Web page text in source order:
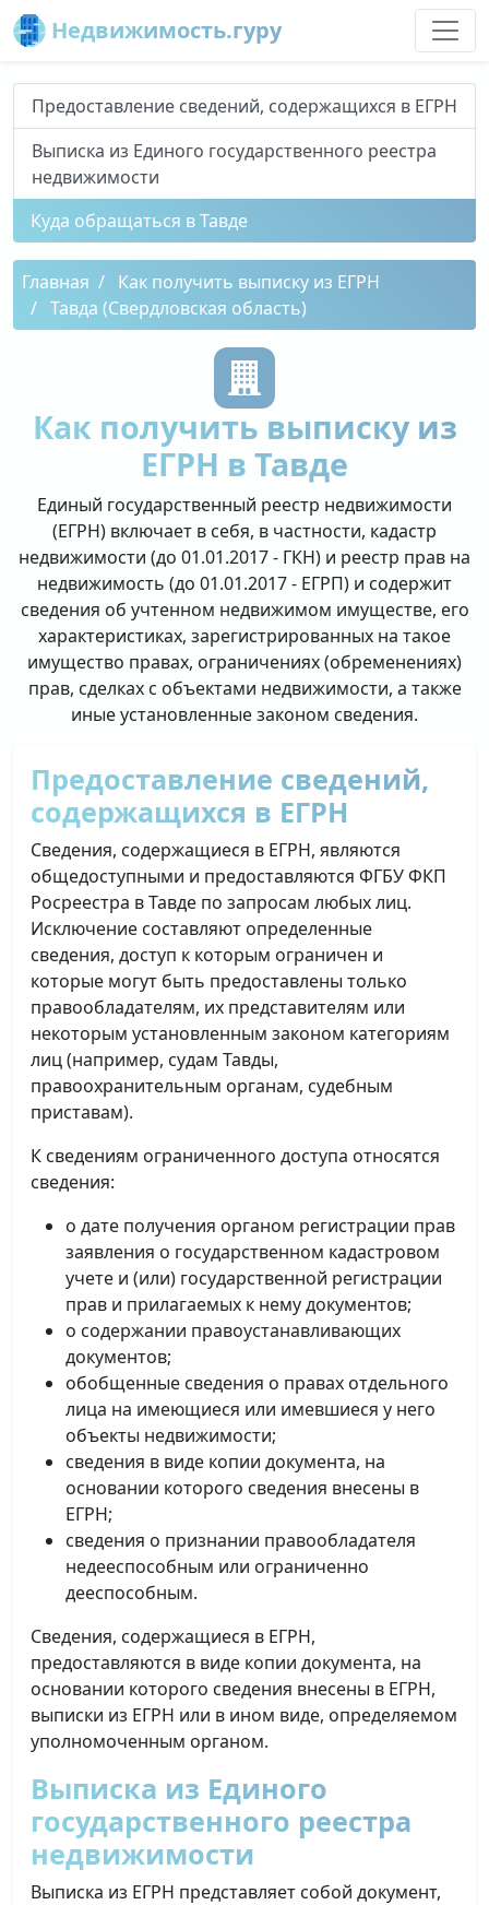
Недвижимость.гуру
Предоставление сведений, содержащихся в ЕГРН
Выписка из Единого государственного реестра
недвижимости
Куда обращаться в Тавде
Главная
Как получить выписку из ЕГРН
Тавда (Свердловская область)
Как получить выписку из
ЕГРН в Тавде
Единый государственный реестр недвижимости
(ЕГРН) включает в себя, в частности, кадастр
недвижимости (до 01.01.2017 - ГКН) и реестр прав на
недвижимость (до 01.01.2017 - ЕГРП) и содержит
сведения об учтенном недвижимом имуществе, его
характеристиках, зарегистрированных на такое
имущество правах, ограничениях (обременениях)
прав, сделках с объектами недвижимости, а также
иные установленные законом сведения.
Предоставление сведений,
содержащихся в ЕГРН
Сведения, содержащиеся в ЕГРН, являются
общедоступными и предоставляются ФГБУ ФКП
Росреестра в Тавде по запросам любых лиц.
Исключение составляют определенные
сведения, доступ к которым ограничен и
которые могут быть предоставлены только
правообладателям, их представителям или
некоторым установленным законом категориям
лиц (например, судам Тавды,
правоохранительным органам, судебным
приставам).
К сведениям ограниченного доступа относятся
сведения:
о дате получения органом регистрации прав
заявления о государственном кадастровом
учете и (или) государственной регистрации
прав и прилагаемых к нему документов;
о содержании правоустанавливающих
документов;
обобщенные сведения о правах отдельного
лица на имеющиеся или имевшиеся у него
объекты недвижимости;
сведения в виде копии документа, на
основании которого сведения внесены в
ЕГРН;
сведения о признании правообладателя
недееспособным или ограниченно
дееспособным.
Сведения, содержащиеся в ЕГРН,
предоставляются в виде копии документа, на
основании которого сведения внесены в ЕГРН,
выписки из ЕГРН или в ином виде, определяемом
уполномоченным органом.
Выписка из Единого
государственного реестра
недвижимости
Выписка из ЕГРН представляет собой документ,